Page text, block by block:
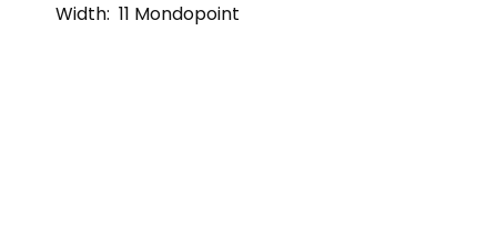
Width: 11 Mondopoint